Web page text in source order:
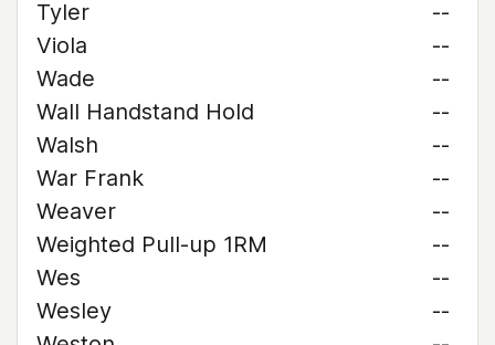
Tyler
--
Viola
--
Wade
--
Wall Handstand Hold
--
Walsh
--
War Frank
--
Weaver
--
Weighted Pull-up 1RM
--
Wes
--
Wesley
--